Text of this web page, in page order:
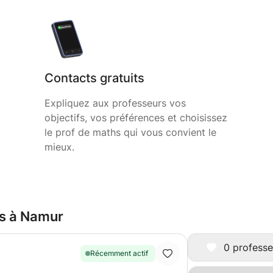
Contacts gratuits
Expliquez aux professeurs vos
objectifs, vos préférences et choisissez
le prof de maths qui vous convient le
mieux.
0
à Namur
Récemment actif